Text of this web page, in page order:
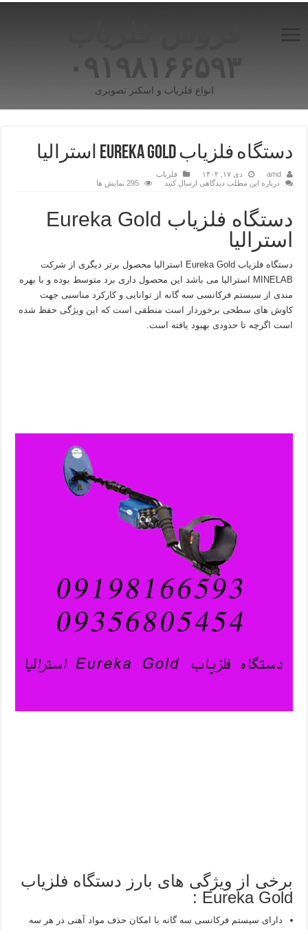
۰۹۱۹۸۱۶۶۵۹۳
انواع فلزیاب و اسکنر تصویری
دستگاه فلزیاب Eureka Gold استرالیا
amd دی ۱۷, ۱۴۰۲
فلزیاب
درباره این مطلب دیدگاهی ارسال کنید
295 نمایش ها
دستگاه فلزیاب Eureka Gold
استرالیا
دستگاه فلزیاب Eureka Gold استرالیا محصول برتر دیگری از شرکت
MINELAB استرالیا می باشد این محصول داری برد متوسط بوده و با بهره
مندی از سیستم فرکانسی سه گانه از توانایی و کارکرد مناسبی جهت
کاوش های سطحی برخوردار است منطقی است که این ویژگی حفظ شده
است اگرچه تا حدودی بهبود یافته است.
برخی از ویژگی های بارز دستگاه فلزیاب
Eureka Gold :
دارای سیستم فرکانسی سه گانه با امکان حذف مواد آهنی در هر سه